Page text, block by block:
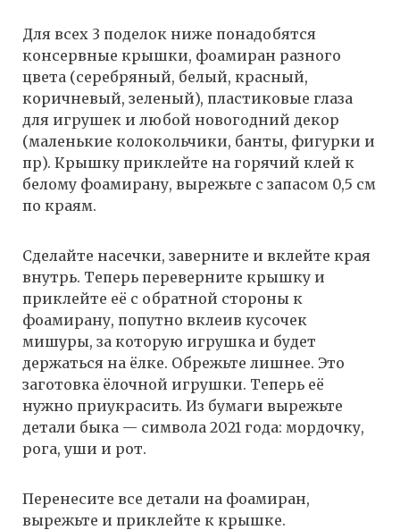
Для всех 3 поделок ниже понадобятся
консервные крышки, фоамиран разного
цвета (серебряный, белый, красный,
коричневый, зеленый), пластиковые глаза
для игрушек и любой новогодний декор
(маленькие колокольчики, банты, фигурки и
пр). Крышку приклейте на горячий клей к
белому фоамирану, вырежьте с запасом 0,5 см
по краям.
Сделайте насечки, заверните и вклейте края
внутрь. Теперь переверните крышку и
приклейте её с обратной стороны к
фоамирану, попутно вклеив кусочек
мишуры, за которую игрушка и будет
держаться на ёлке. Обрежьте лишнее. Это
заготовка ёлочной игрушки. Теперь её
нужно приукрасить. Из бумаги вырежьте
детали быка — символа 2021 года: мордочку,
рога, уши и рот.
Перенесите все детали на фоамиран,
вырежьте и приклейте к крышке.